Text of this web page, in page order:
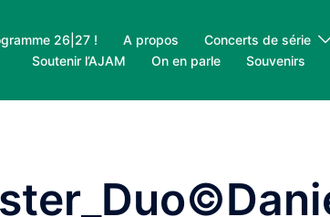
26|27 ! A propos Concerts de série
Soutenir l’AJAM
On en parle Souvenirs